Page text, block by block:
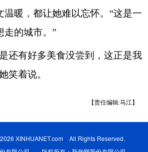
温暖，都让她难以忘怀。“这是一
走的城市。”
有好多美食没尝到，这正是我
笑着说。
【责任编辑:马江】
XINHUANET.com All Rights Reserved.